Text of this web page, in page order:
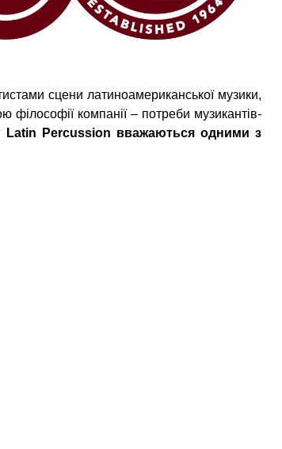
сцени латиноамериканської музики,
філософії компанії – потреби музикантів-
Latin Percussion вважаються одними з